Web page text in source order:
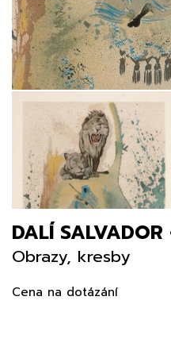
DALÍ
Obrazy, kresby
Cena na dotázání